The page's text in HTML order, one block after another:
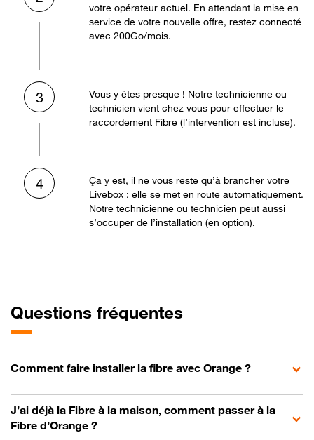
votre opérateur actuel. En attendant la mise en
service de votre nouvelle offre, restez connecté
avec 200Go/mois.
3
Vous y êtes presque ! Notre technicienne ou
technicien vient chez vous pour effectuer le
raccordement Fibre (l’intervention est incluse).
4
Ça y est, il ne vous reste qu’à brancher votre
Livebox : elle se met en route automatiquement.
Notre technicienne ou technicien peut aussi
s’occuper de l’installation (en option).
Questions fréquentes
Comment faire installer la fibre avec Orange ?
J’ai déjà la Fibre à la maison, comment passer à la
Fibre d’Orange ?